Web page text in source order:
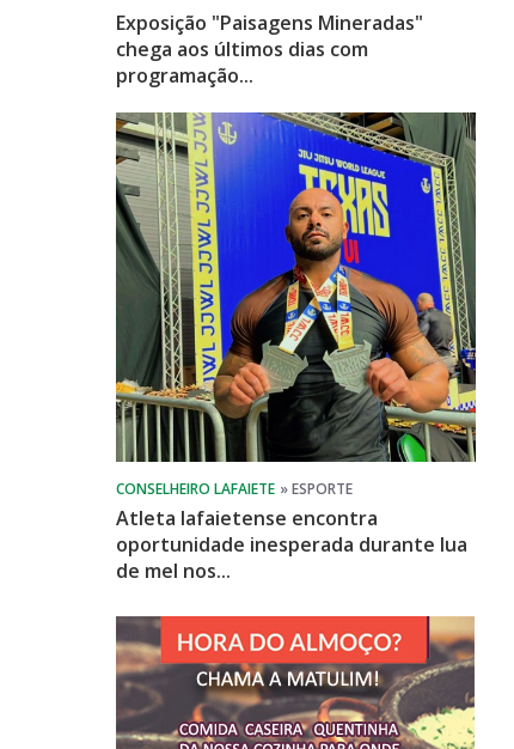
Exposição "Paisagens Mineradas"
chega aos últimos dias com
programação...
Atleta lafaietense encontra
oportunidade inesperada durante lua
de mel nos...